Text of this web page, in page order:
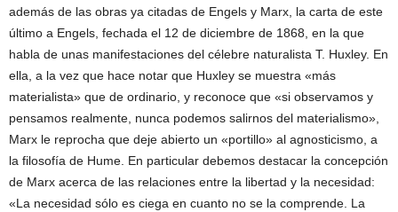
además de las obras ya citadas de Engels y Marx, la carta de este
último a Engels, fechada el 12 de diciembre de 1868, en la que
habla de unas manifestaciones del célebre naturalista T. Huxley. En
ella, a la vez que hace notar que Huxley se muestra «más
materialista» que de ordinario, y reconoce que «si observamos y
pensamos realmente, nunca podemos salirnos del materialismo»,
Marx le reprocha que deje abierto un «portillo» al agnosticismo, a
la filosofía de Hume. En particular debemos destacar la concepción
de Marx acerca de las relaciones entre la libertad y la necesidad:
«La necesidad sólo es ciega en cuanto no se la comprende. La